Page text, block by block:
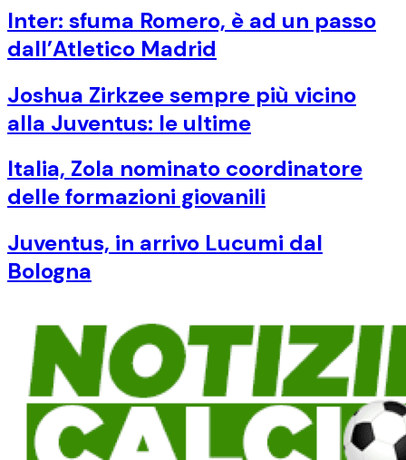
Inter: sfuma Romero, è ad un passo
dall’Atletico Madrid
Joshua Zirkzee sempre più vicino
alla Juventus: le ultime
Italia, Zola nominato coordinatore
delle formazioni giovanili
Juventus, in arrivo Lucumi dal
Bologna